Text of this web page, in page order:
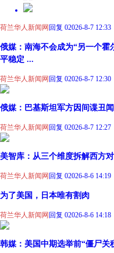
荷兰华人新闻网回复 02026-8-7 12:33
俄媒：南海不会成为“另一个
平稳定 ...
荷兰华人新闻网回复 02026-8-7 12:30
俄媒：巴基斯坦军方因间谍丑
荷兰华人新闻网 回复 02026-8-7 12:27
美智库：从三个维度拆解西方
荷兰华人新闻网 回复 02026-8-6 14:19
为了美国，日本唯有割肉
荷兰华人新闻网 回复 02026-8-6 14:18
韩媒：美国中期选举前“僵尸关